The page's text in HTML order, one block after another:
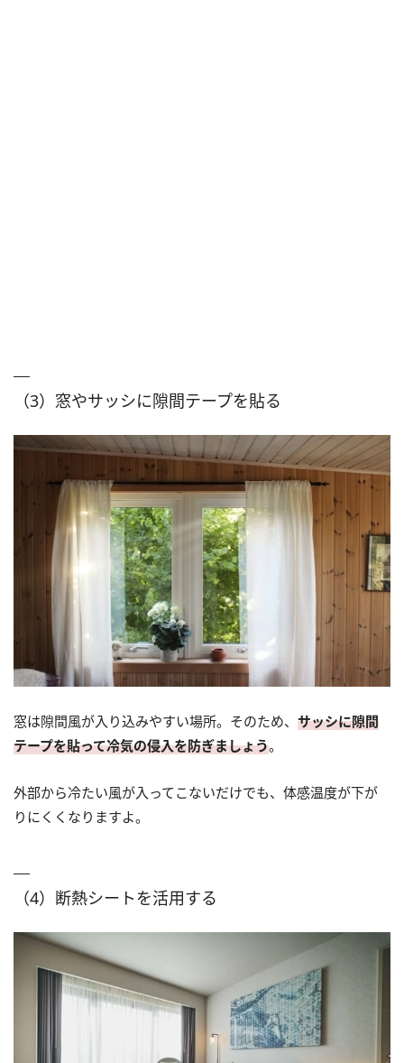
（3）窓やサッシに隙間テープを貼る
窓は隙間風が入り込みやすい場所。そのため、 サッシに隙間
テープを貼って冷気の侵入を防ぎましょう。
外部から冷たい風が入ってこないだけでも、体感温度が下が
りにくくなりますよ。
（4）断熱シートを活用する